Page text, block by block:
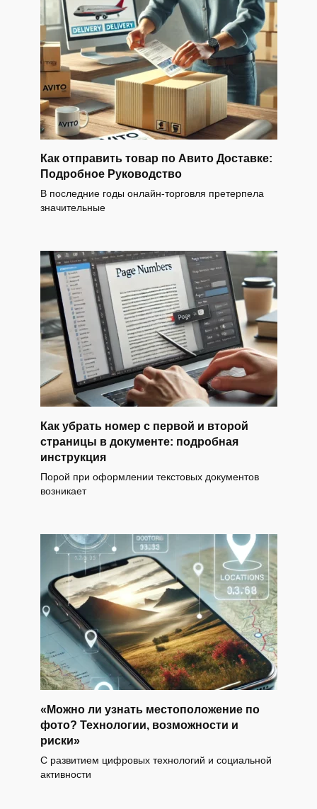
Как отправить товар по Авито Доставке:
Подробное Руководство
В последние годы онлайн-торговля претерпела
значительные
Как убрать номер с первой и второй
страницы в документе: подробная
инструкция
Порой при оформлении текстовых документов
возникает
«Можно ли узнать местоположение по
фото? Технологии, возможности и
риски»
С развитием цифровых технологий и социальной
активности